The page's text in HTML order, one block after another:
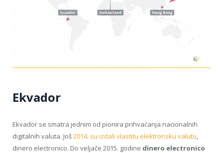
Ekvador
Ekvador se smatra jednim od pionira prihvaćanja nacionalnih
digitalnih valuta. Još2014. su izdali vlastitu elektronsku valutu,
dinero electronico. Do veljače 2015. godine dinero electronico